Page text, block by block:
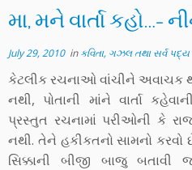
મા, મને વાર્તા કહો…-
July 29, 2010inકવિતા, ગઝલ તથા સર્વ પદ્ય
કેટલીક રચનાઓ વાંચીને અવાચક
નથી, પોતાની માંને વાર્તા
પ્રસ્તુત રચનામાં પરીઓની કે
નથી. તેને હકીકતનો સામનો
સિક્કાની બીજી બાજુ